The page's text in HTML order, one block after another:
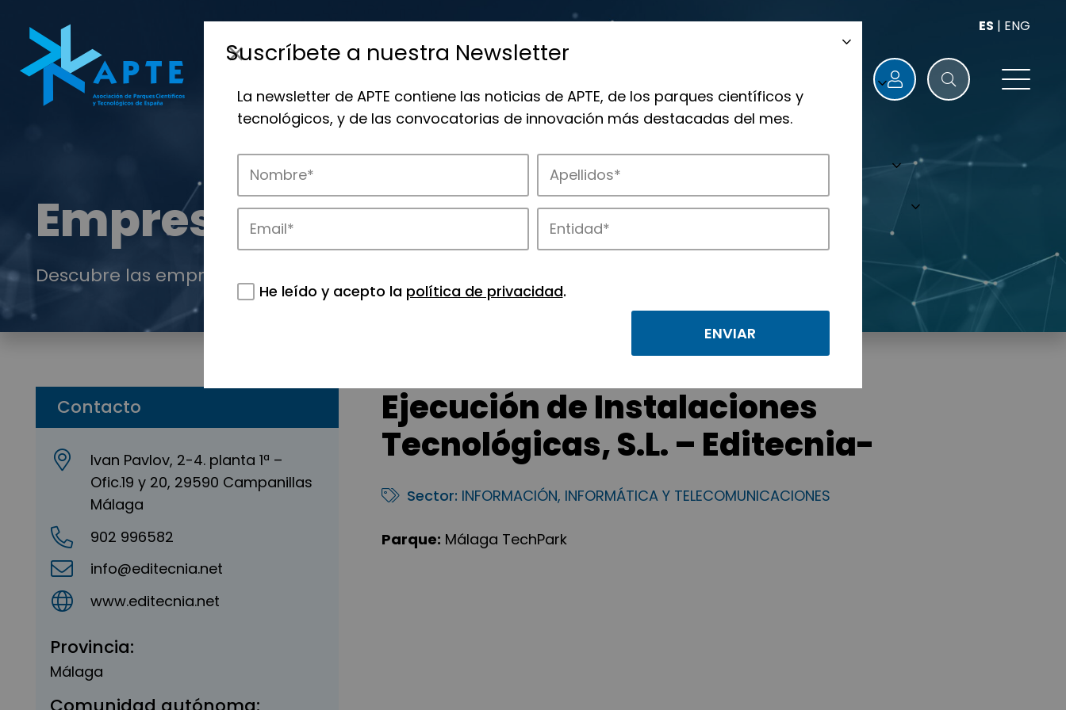
ES | ENG
Empresas
Descubre las empresas que impulsan la innovación en los parques de APTE.
Contacto
Ivan Pavlov, 2-4. planta 1ª –
Ofic.19 y 20, 29590 Campanillas
Málaga
902 996582
info@editecnia.net
www.editecnia.net
Provincia:
Málaga
Ejecución de Instalaciones
Tecnológicas, S.L. – Editecnia-
Sector: INFORMACIÓN, INFORMÁTICA Y TELECOMUNICACIONES
Parque: Málaga TechPark
Suscríbete a nuestra Newsletter
La newsletter de APTE contiene las noticias de APTE, de los parques científicos y
tecnológicos, y de las convocatorias de innovación más destacadas del mes.
He leído y acepto la política de privacidad.